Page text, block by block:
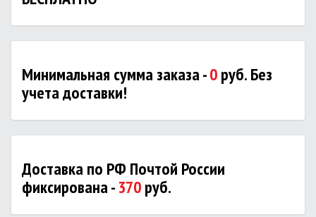
Минимальная сумма заказа -0руб. Без
учета доставки!
Доставка по РФ Почтой России
фиксирована -370руб.